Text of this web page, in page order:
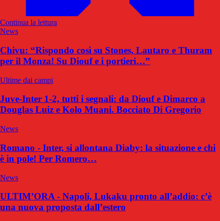
Continua la lettura
News
Chivu: “Rispondo così su Stones, Lautaro e Thuram
per il Monza! Su Diouf e i portieri…”
Ultime dai campi
Juve-Inter 1-2, tutti i segnali: da Diouf e Dimarco a
Douglas Luiz e Kolo Muani. Bocciato Di Gregorio
News
Romano - Inter, si allontana Diaby: la situazione e chi
è in pole! Per Romero…
News
ULTIM’ORA - Napoli, Lukaku pronto all’addio: c’è
una nuova proposta dall’estero